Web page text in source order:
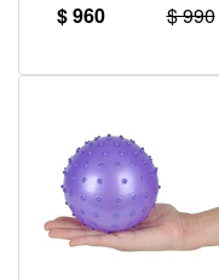
$ 960 $ 990